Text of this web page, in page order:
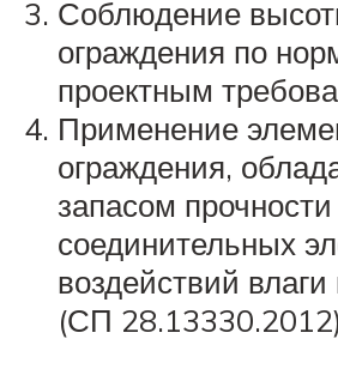
Соблюдение
ограждения по
проектным
Применение
ограждения,
запасом
соединительных
воздействий влаги
(СП